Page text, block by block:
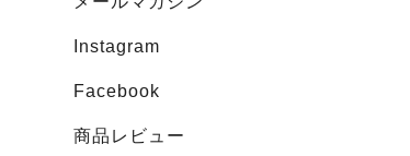
Instagram
Facebook
商品レビュー